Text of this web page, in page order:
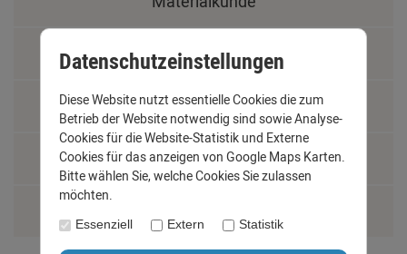
Fachbegriffe
Jobs
Montage und Installationshilfen
Datenschutzeinstellungen
Diese Website nutzt essentielle Cookies die zum
Betrieb der Website notwendig sind sowie Analyse-
Cookies für die Website-Statistik und Externe
Cookies für das anzeigen von Google Maps Karten.
Bitte wählen Sie, welche Cookies Sie zulassen
möchten.
Essenziell Extern Statistik